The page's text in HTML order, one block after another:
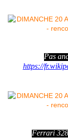
Pas
https://
Ferrari